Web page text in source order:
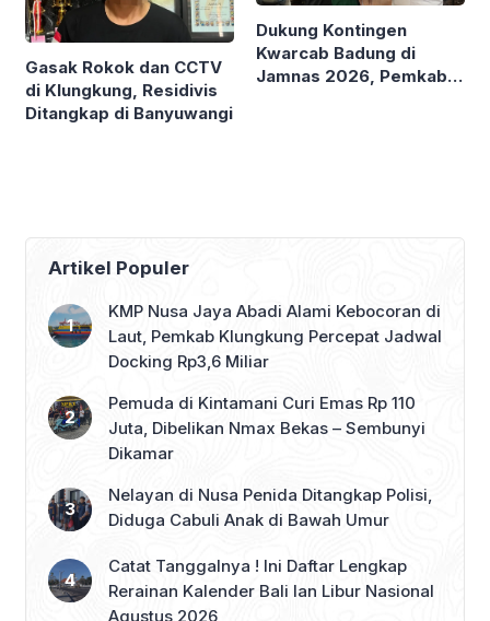
Gasak Rokok dan CCTV
di Klungkung, Residivis
Ditangkap di Banyuwangi
Dukung Kontingen
Kwarcab Badung di
Jamnas 2026, Pemkab
Artikel Populer
KMP Nusa Jaya Abadi Alami Kebocoran di
Laut, Pemkab Klungkung Percepat Jadwal
Docking Rp3,6 Miliar
Pemuda di Kintamani Curi Emas Rp 110
Juta, Dibelikan Nmax Bekas – Sembunyi
Dikamar
Nelayan di Nusa Penida Ditangkap Polisi,
Diduga Cabuli Anak di Bawah Umur
Catat Tanggalnya ! Ini Daftar Lengkap
Rerainan Kalender Bali lan Libur Nasional
Agustus 2026